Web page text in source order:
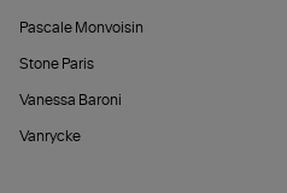
Pascale Monvoisin
Stone Paris
Vanessa Baroni
Vanrycke